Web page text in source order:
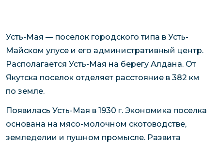
Усть-Мая — поселок городского типа в Усть-
Майском улусе и его административный центр.
Располагается Усть-Мая на берегу Алдана. От
Якутска поселок отделяет расстояние в 382 км
по земле.
Появилась Усть-Мая в 1930 г. Экономика поселка
основана на мясо-молочном скотоводстве,
земледелии и пушном промысле. Развита